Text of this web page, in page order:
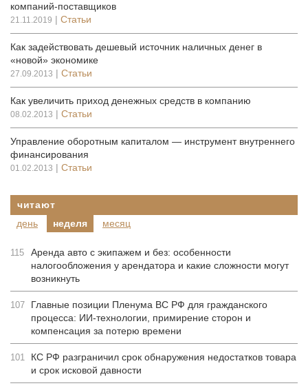
компаний-поставщиков
21.11.2019 | Статьи
Как задействовать дешевый источник наличных денег в
«новой» экономике
27.09.2013 | Статьи
Как увеличить приход денежных средств в компанию
08.02.2013 | Статьи
Управление оборотным капиталом — инструмент внутреннего
финансирования
01.02.2013 | Статьи
читают
день
неделя месяц
115
Аренда авто с экипажем и без: особенности
налогообложения у арендатора и какие сложности могут
возникнуть
107
Главные позиции Пленума ВС РФ для гражданского
процесса: ИИ-технологии, примирение сторон и
компенсация за потерю времени
101
КС РФ разграничил срок обнаружения недостатков товара
и срок исковой давности